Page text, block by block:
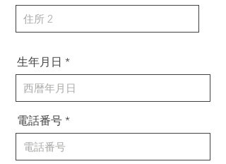
生年月日
電話番号